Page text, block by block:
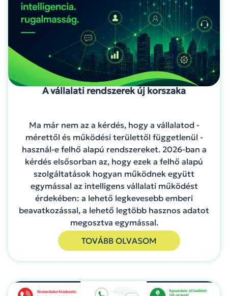
A vállalati rendszerek új korszaka
Ma már nem az a kérdés, hogy a vállalatod -
mérettől és működési területtől függetlenül -
használ-e felhő alapú rendszereket. 2026-ban a
kérdés elsősorban az, hogy ezek a felhő alapú
szolgáltatások hogyan működnek együtt
egymással az intelligens vállalati működést
érdekében: a lehető legkevesebb emberi
beavatkozással, a lehető legtöbb hasznos adatot
megosztva egymással.
TOVÁBB OLVASOM